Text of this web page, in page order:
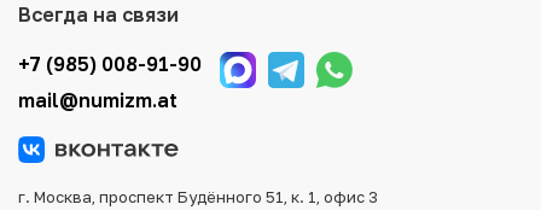
оплаты и доставки заказа. Все отправления надежно и
тщательно упаковываются, что исключает возможность
повреждения во время доставки.
Всегда на связи
+7 (985) 008-91-90
mail@numizm.at
г. Москва, проспект Будённого 51, к. 1, офис 3